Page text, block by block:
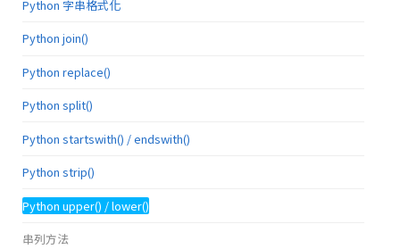
Python 字串格式化
Python join()
Python replace()
Python split()
Python startswith() / endswith()
Python strip()
Python upper() / lower()
串列方法